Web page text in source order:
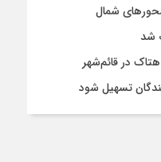
شمال
شد
هتاک در قائم‌شهر
تسهیل شود